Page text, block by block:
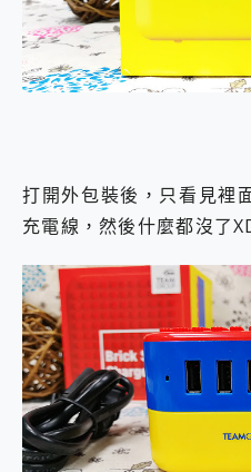
打開外包裝後，只看見裡
充電線，然後什麼都沒了